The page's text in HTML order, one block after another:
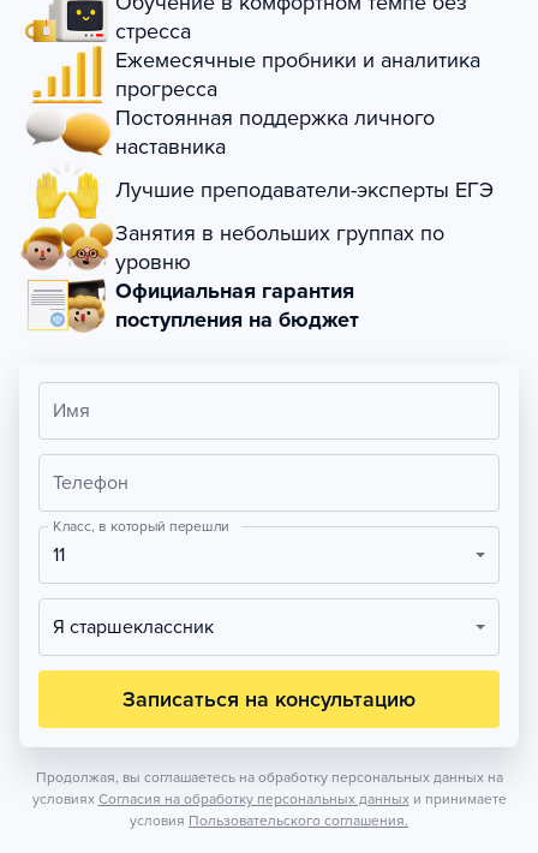
стресса
Ежемесячные пробники и аналитика
прогресса
Постоянная поддержка личного
наставника
Лучшие преподаватели-эксперты ЕГЭ
Занятия в небольших группах по
уровню
Официальная гарантия
поступления на бюджет
Имя
Телефон
Класс, в который перешли
11
Я старшеклассник
Записаться на консультацию
Продолжая, вы соглашаетесь на обработку персональных данных на
условиях Согласия на обработку персональных данных и принимаете
условия Пользовательского соглашения.